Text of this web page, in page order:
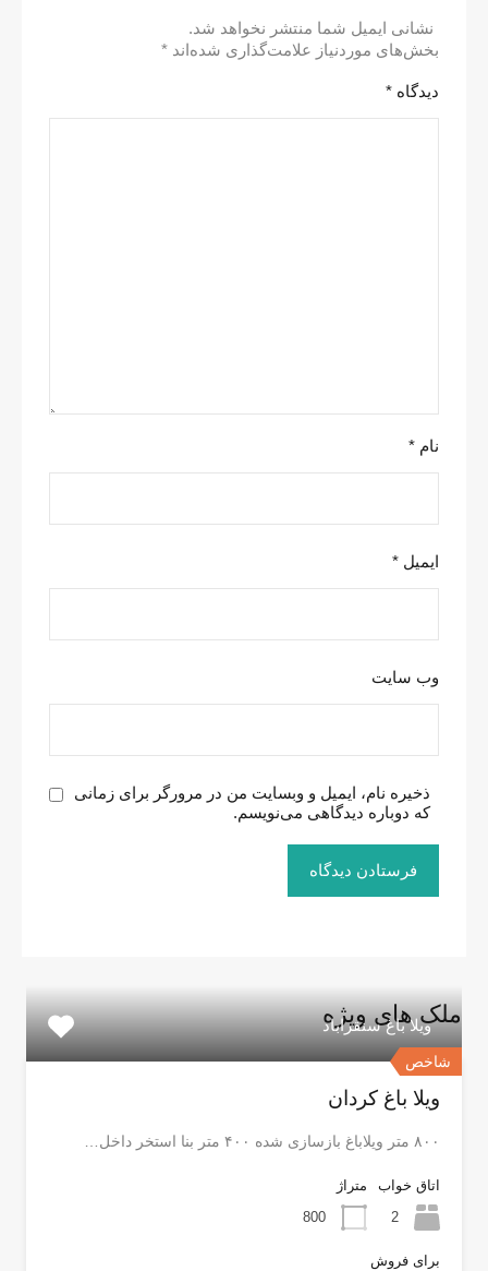
نشانی ایمیل شما منتشر نخواهد شد.
بخش‌های موردنیاز علامت‌گذاری شده‌اند *
دیدگاه *
نام *
ایمیل *
وب‌ سایت
ذخیره نام، ایمیل و وبسایت من در مرورگر برای زمانی
که دوباره دیدگاهی می‌نویسم.
ملک های ویژه
شاخص
ویلا باغ سنقراباد
ویلا باغ کردان
۸۰۰ متر ویلاباغ بازسازی شده ۴۰۰ متر بنا استخر داخل…
اتاق خواب
2
متراژ
800
برای فروش